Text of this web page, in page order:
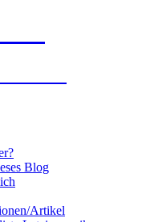
Blog
Artikel